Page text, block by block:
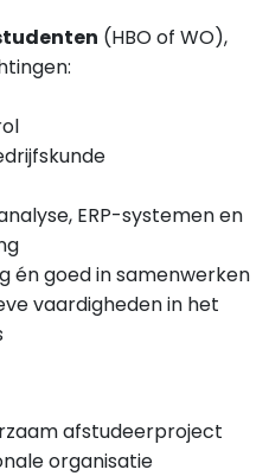
(HBO of WO),
ERP-systemen en
én goed in samenwerken
vaardigheden in het
afstudeerproject
organisatie